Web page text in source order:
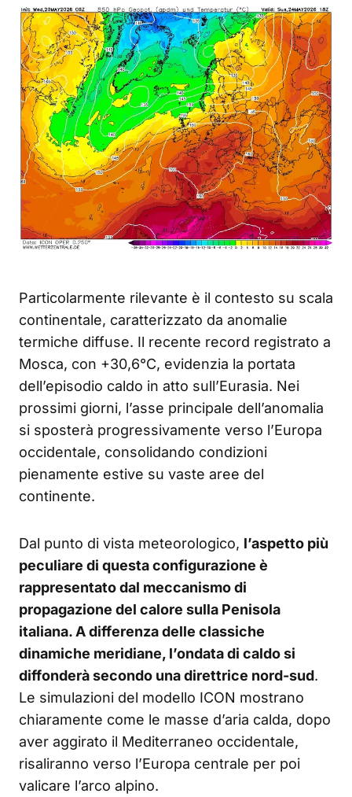
Particolarmente rilevante è il contesto su scala
continentale, caratterizzato da anomalie
termiche diffuse. Il recente record registrato a
Mosca, con +30,6°C, evidenzia la portata
dell’episodio caldo in atto sull’Eurasia. Nei
prossimi giorni, l’asse principale dell’anomalia
si sposterà progressivamente verso l’Europa
occidentale, consolidando condizioni
pienamente estive su vaste aree del
continente.
Dal punto di vista meteorologico, l’aspetto più
peculiare di questa configurazione è
rappresentato dal meccanismo di
propagazione del calore sulla Penisola
italiana. A differenza delle classiche
dinamiche meridiane, l’ondata di caldo si
diffonderà secondo una direttrice nord-sud.
Le simulazioni del modello ICON mostrano
chiaramente come le masse d’aria calda, dopo
aver aggirato il Mediterraneo occidentale,
risaliranno verso l’Europa centrale per poi
valicare l’arco alpino.